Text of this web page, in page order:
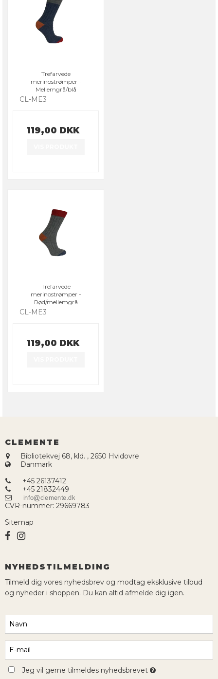
Trefarvede
merinostrømper -
Mellemgrå/blå
CL-ME3
119,00 DKK
Trefarvede
merinostrømper -
Rød/mellemgrå
CL-ME3
119,00 DKK
CLEMENTE
Bibliotekvej 68, kld. , 2650 Hvidovre
Danmark
+45 26137412
+45 21832449
CVR-nummer: 29669783
Sitemap
NYHEDSTILMELDING
Tilmeld dig vores nyhedsbrev og modtag eksklusive tilbud
og nyheder i shoppen. Du kan altid afmelde dig igen.
Jeg vil gerne tilmeldes nyhedsbrevet